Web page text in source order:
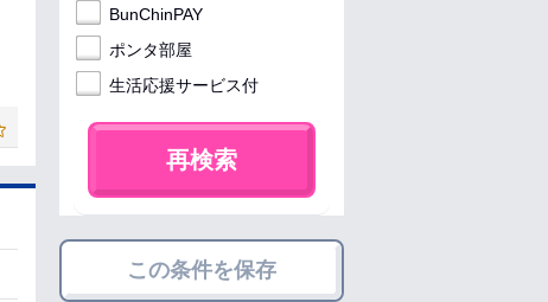
BunChinPAY
ポンタ部屋
生活応援サービス付
再検索
この条件を保存